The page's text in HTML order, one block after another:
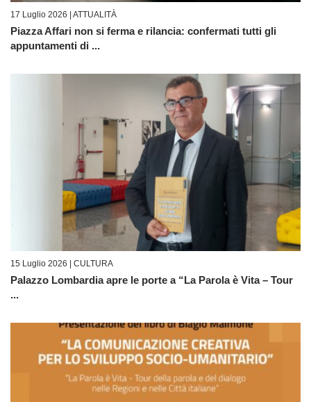
17 Luglio 2026 | ATTUALITÀ
Piazza Affari non si ferma e rilancia: confermati tutti gli
appuntamenti di ...
15 Luglio 2026 | CULTURA
Palazzo Lombardia apre le porte a “La Parola è Vita – Tour
...